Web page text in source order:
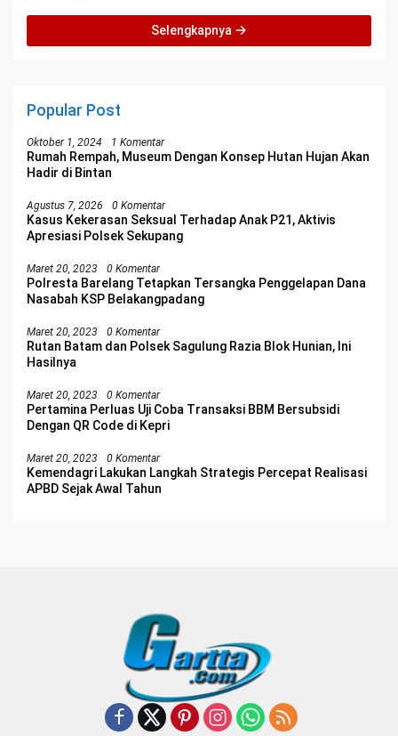
Selengkapnya
Popular Post
Oktober 1, 2024 1 Komentar
Rumah Rempah, Museum Dengan Konsep Hutan Hujan Akan
Hadir di Bintan
Agustus 7, 2026 0 Komentar
Kasus Kekerasan Seksual Terhadap Anak P21, Aktivis
Apresiasi Polsek Sekupang
Maret 20, 2023 0 Komentar
Polresta Barelang Tetapkan Tersangka Penggelapan Dana
Nasabah KSP Belakangpadang
Maret 20, 2023 0 Komentar
Rutan Batam dan Polsek Sagulung Razia Blok Hunian, Ini
Hasilnya
Maret 20, 2023 0 Komentar
Pertamina Perluas Uji Coba Transaksi BBM Bersubsidi
Dengan QR Code di Kepri
Maret 20, 2023 0 Komentar
Kemendagri Lakukan Langkah Strategis Percepat Realisasi
APBD Sejak Awal Tahun